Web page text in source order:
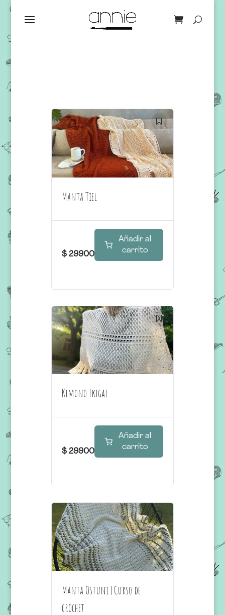
Manta Tiel
$ 29900
Añadir al
carrito
Kimono Ikigai
$ 29900
Añadir al
carrito
Manta Ostuni | Curso de
crochet